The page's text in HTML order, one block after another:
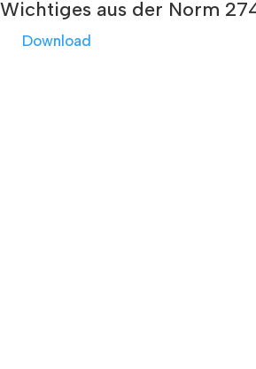
Wichtiges aus der Norm
Download